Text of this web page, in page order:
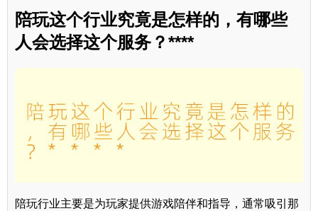
陪玩这个行业究竟是怎样的，有哪些
人会选择这个服务？****
陪玩行业主要是为玩家提供游戏陪伴和指导，通常吸引那